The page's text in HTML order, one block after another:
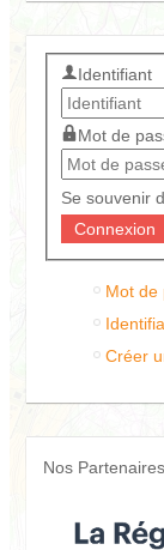
Identifiant
Mot de
Se souvenir
Mot de
Créer
Nos Partenaires